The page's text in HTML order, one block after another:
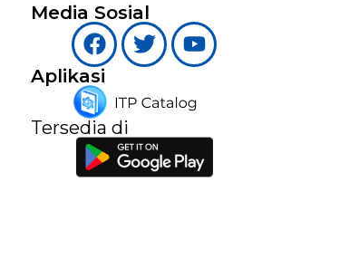
Media Sosial
Aplikasi
Tersedia di